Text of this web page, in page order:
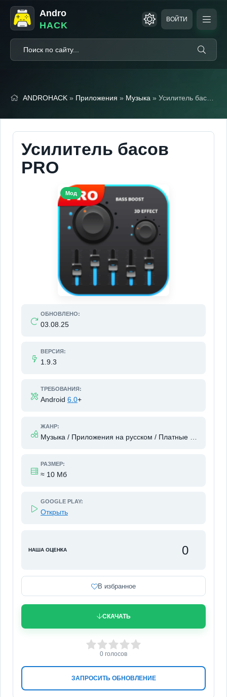
Andro
HACK
ВОЙТИ
ANDROHACK » Приложения » Музыка » Усилитель басов PRO
Усилитель басов
PRO
ОБНОВЛЕНО:
03.08.25
ВЕРСИЯ:
1.9.3
ТРЕБОВАНИЯ:
Android 6.0+
ЖАНР:
РАЗМЕР:
≈ 10 Мб
GOOGLE PLAY:
Открыть
НАША ОЦЕНКА 0
В избранное
СКАЧАТЬ
ЗАПРОСИТЬ ОБНОВЛЕНИЕ
3 4 5
0 голосов
Мод